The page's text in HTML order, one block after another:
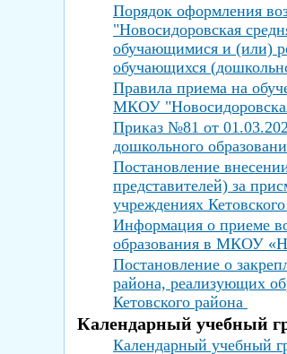
Порядок оформления
"Новосидоровская
обучающимися и (или)
обучающихся
Правила приема на
МКОУ "Новосидоровская
Приказ №81 от
дошкольного
Постановление
представителей) за
учреждениях
Информация о приеме
образования в МКОУ
Постановление о
района, реализующих
Кетовского района
Календарный учебный
Календарный учебный